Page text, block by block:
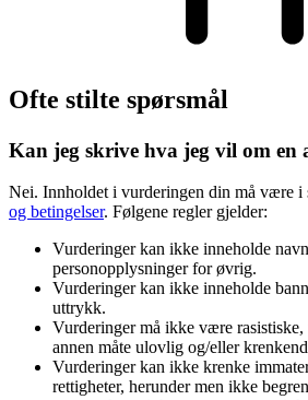
Ofte stilte spørsmål
Kan jeg skrive hva jeg vil om en
Nei. Innholdet i vurderingen din må være i
og betingelser. Følgene regler gjelder:
Vurderinger kan ikke inneholde
personopplysninger for øvrig.
Vurderinger kan ikke inneholde
uttrykk.
Vurderinger må ikke være rasistiske,
annen måte ulovlig og/eller
Vurderinger kan ikke krenke
rettigheter, herunder men ikke